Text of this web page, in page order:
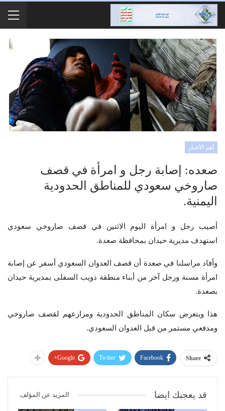
أهم الأخبار
صعده: إصابة رجل و امرأة في قصف
صاروخي سعودي للمناطق الحدودية
اليمنية.
أصيب رجل و امرأة اليوم الاثنين في قصف صاروخي سعودي
استهدف مديرية حيدان بمحافظة صعدة.
وأفاد مراسلنا في صعدة أن قصف العدوان السعودي أسفر عن إصابة
امرأة مسنة ورجل آخر من أبناء منطقة ذويب السفلى بمديرية حيدان
بصعدة.
هذا ويتعرض سكان المناطق الحدودية ومزارعهم لقصف صاروخي
ومدفعي مستمر من قبل العدوان السعودي.
Share
Facebook
Twitter
Google+
قد يعجبك ايضا المزيد عن المؤلف